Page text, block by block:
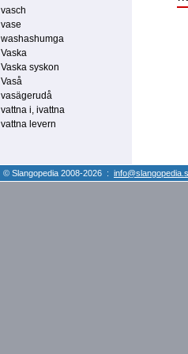
vasch
vase
washashumga
Vaska
Vaska syskon
Vaså
vasägerudå
vattna i, ivattna
vattna levern
© Slangopedia 2008-2026 :